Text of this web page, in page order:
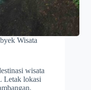
Wisata
wisata
Letak lokasi